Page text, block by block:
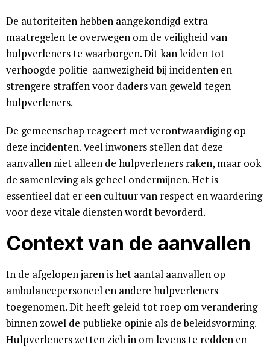
De autoriteiten hebben aangekondigd extra
maatregelen te overwegen om de veiligheid van
hulpverleners te waarborgen. Dit kan leiden tot
verhoogde politie-aanwezigheid bij incidenten en
strengere straffen voor daders van geweld tegen
hulpverleners.
De gemeenschap reageert met verontwaardiging op
deze incidenten. Veel inwoners stellen dat deze
aanvallen niet alleen de hulpverleners raken, maar ook
de samenleving als geheel ondermijnen. Het is
essentieel dat er een cultuur van respect en waardering
voor deze vitale diensten wordt bevorderd.
Context van de aanvallen
In de afgelopen jaren is het aantal aanvallen op
ambulancepersoneel en andere hulpverleners
toegenomen. Dit heeft geleid tot roep om verandering
binnen zowel de publieke opinie als de beleidsvorming.
Hulpverleners zetten zich in om levens te redden en